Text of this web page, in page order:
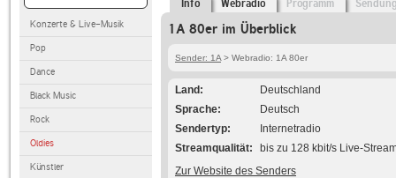
Konzerte & Live-Musik
Pop
Dance
Black Music
Rock
Oldies
Künstler
Info Webradio Programm
1A 80er im Überblick
Sender: 1A > Webradio: 1A 80er
Land
Deutschland
Sprache
Deutsch
Sendertyp
Internetradio
Streamqualität
bis zu 128 kbit/s Live-
Zur Website des Senders